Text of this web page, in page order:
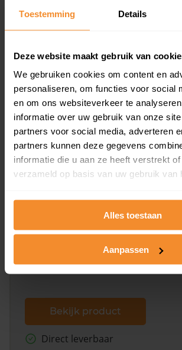
Toestemming Details
Deze website maakt gebruik van
We gebruiken cookies om content en
personaliseren, om functies voor social
en om ons websiteverkeer te
informatie over uw gebruik van onze
partners voor social media, adverteren
partners kunnen deze gegevens
informatie die u aan ze heeft verstrekt
verzameld op basis van uw gebruik van
Alles toestaan
Aanpassen
Een overzicht van alle verkochte
Bekijk product
Direct leverbaar
Een uitgebreid overzicht van het
dit inclusief de luchtfoto!
Bekijk product
Direct leverbaar